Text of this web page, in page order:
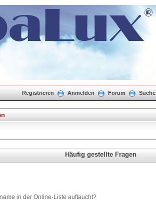
Registrieren Anmelden Forum Suche
Häufig gestellte Fragen
in der Online-Liste auftaucht?